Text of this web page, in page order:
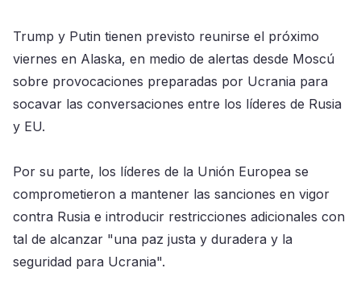
Trump y Putin tienen previsto reunirse el próximo
viernes en Alaska, en medio de alertas desde Moscú
sobre provocaciones preparadas por Ucrania para
socavar las conversaciones entre los líderes de Rusia
y EU.
Por su parte, los líderes de la Unión Europea se
comprometieron a mantener las sanciones en vigor
contra Rusia e introducir restricciones adicionales con
tal de alcanzar "una paz justa y duradera y la
seguridad para Ucrania".